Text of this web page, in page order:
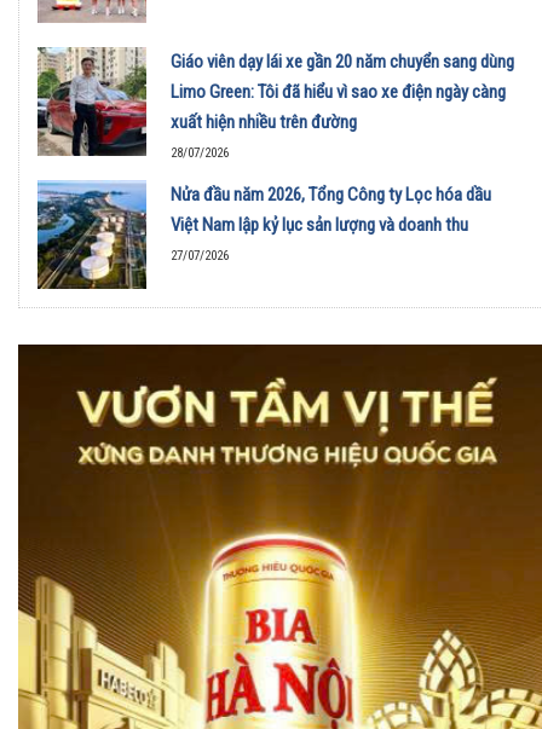
Giáo viên dạy lái xe gần 20 năm chuyển sang dùng
Limo Green: Tôi đã hiểu vì sao xe điện ngày càng
xuất hiện nhiều trên đường
28/07/2026
Nửa đầu năm 2026, Tổng Công ty Lọc hóa dầu
Việt Nam lập kỷ lục sản lượng và doanh thu
27/07/2026